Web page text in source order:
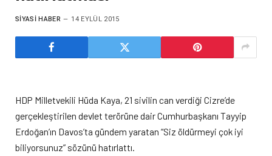
SIYASI HABER 14 EYLÜL 2015
HDP Milletvekili Hüda Kaya, 21 sivilin can verdiği Cizre’de
gerçekleştirilen devlet terörüne dair Cumhurbaşkanı Tayyip
Erdoğan’ın Davos’ta gündem yaratan “Siz öldürmeyi çok iyi
biliyorsunuz” sözünü hatırlattı.